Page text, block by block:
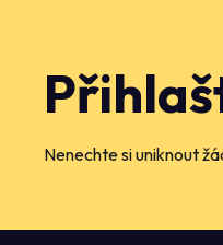
Nenechte si uniknout